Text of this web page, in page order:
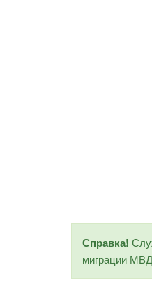
Справка!
миграции